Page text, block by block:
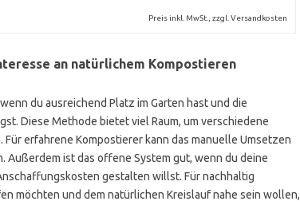
Preis inkl. MwSt., zzgl. Versandkosten
an natürlichem Kompostieren
du ausreichend Platz im Garten hast und die
Diese Methode bietet viel Raum, um verschiedene
erfahrene Kompostierer kann das manuelle Umsetzen
Außerdem ist das offene System gut, wenn du deine
gestalten willst. Für nachhaltig
möchten und dem natürlichen Kreislauf nahe sein wollen,